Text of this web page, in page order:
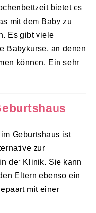
bietet es
mit dem Baby zu
Es gibt viele
Babykurse, an denen
können. Ein sehr
Geburtshaus ist
zur
der Klinik. Sie kann
Eltern ebenso ein
mit einer